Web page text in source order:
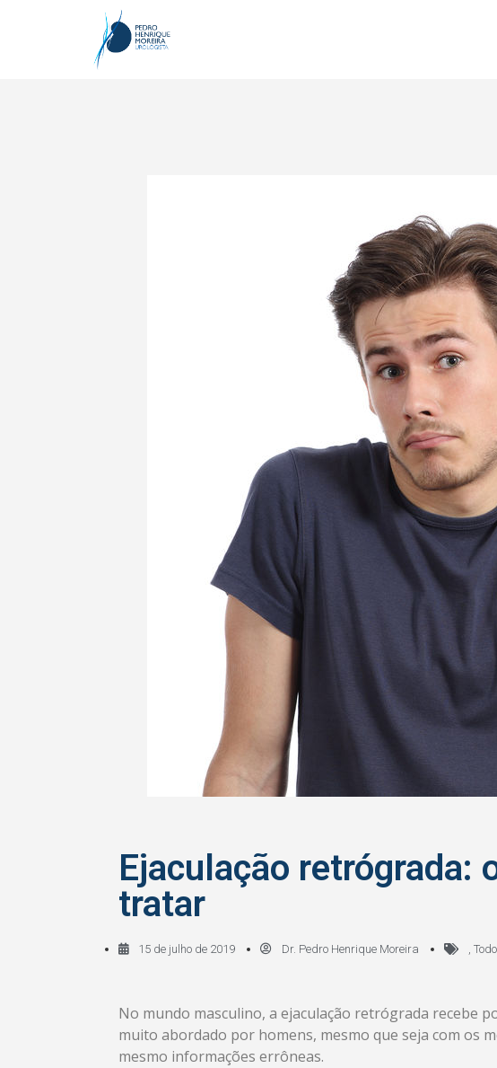
Ejaculação retrógrada:
tratar
15 de julho de 2019 Dr. Pedro Henrique Moreira ,
No mundo masculino, a ejaculação retrógrada recebe
muito abordado por homens, mesmo que seja com os
mesmo informações errôneas.